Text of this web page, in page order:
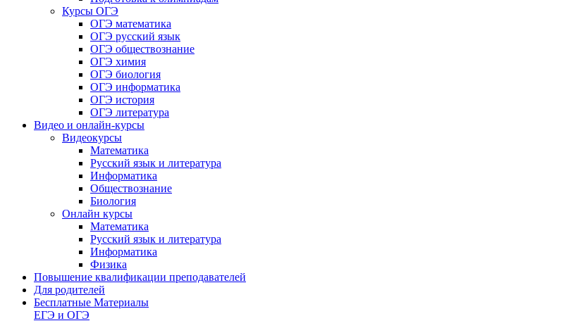
Курсы ОГЭ
ОГЭ математика
ОГЭ русский язык
ОГЭ обществознание
ОГЭ химия
ОГЭ биология
ОГЭ информатика
ОГЭ история
ОГЭ литература
Видео и онлайн-курсы
Видеокурсы
Математика
Русский язык и литература
Информатика
Обществознание
Биология
Онлайн курсы
Математика
Русский язык и литература
Информатика
Физика
Повышение квалификации преподавателей
Для родителей
Бесплатные Материалы
ЕГЭ и ОГЭ